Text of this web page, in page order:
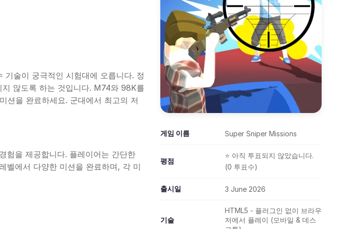
술이 궁극적인 시험대에 오릅니다. 정
않도록 하는 것입니다. M74와 98K를
션을 완료하세요. 군대에서 최고의 저
험을 제공합니다. 플레이어는 간단한
벨에서 다양한 미션을 완료하며, 각 미
게임 이름 Super Sniper Missions
평점
⭐ 아직 투표되지 않았습니다.
(0 투표수)
출시일 3 June 2026
기술
HTML5 - 플러그인 없이 브라우
저에서 플레이 (모바일 & 데스